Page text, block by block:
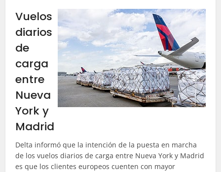
Vuelos
diarios
de
carga
entre
Nueva
York y
Madrid
Delta informó que la intención de la puesta en marcha
de los vuelos diarios de carga entre Nueva York y Madrid
es que los clientes europeos cuenten con mayor